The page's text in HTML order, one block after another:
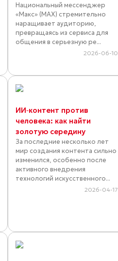
Национальный мессенджер
«Макс» (MAX) стремительно
наращивает аудиторию,
превращаясь из сервиса для
общения в серьезную ре...
2026-06-10
ИИ‑контент против
человека: как найти
золотую середину
За последние несколько лет
мир создания контента сильно
изменился, особенно после
активного внедрения
технологий искусственного...
2026-04-17